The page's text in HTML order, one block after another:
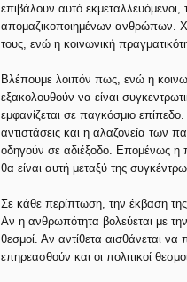
επιβάλουν αυτό
απομαζικοποιημένων ανθρώπων.
τους, ενώ η κοινωνική
Βλέπουμε λοιπόν πως, ενώ η
εξακολουθούν να είναι
εμφανίζεται σε παγκόσμιο
αντιστάσεις και η αλαζονεία των
οδηγούν σε αδιέξοδο. Επομένως η
θα είναι αυτή μεταξύ της
Σε κάθε περίπτωση, την έκβαση της
Αν η ανθρωπότητα βολεύεται με
θεσμοί. Αν αντίθετα αισθάνεται
επηρεασθούν και οι πολιτικοί